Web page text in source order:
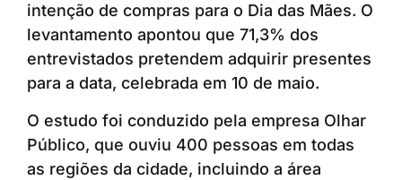
intenção de compras para o Dia das Mães. O
levantamento apontou que 71,3% dos
entrevistados pretendem adquirir presentes
para a data, celebrada em 10 de maio.
O estudo foi conduzido pela empresa Olhar
Público, que ouviu 400 pessoas em todas
as regiões da cidade, incluindo a área